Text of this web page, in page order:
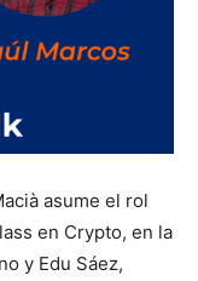
asume el rol
en Crypto, en la
y Edu Sáez,